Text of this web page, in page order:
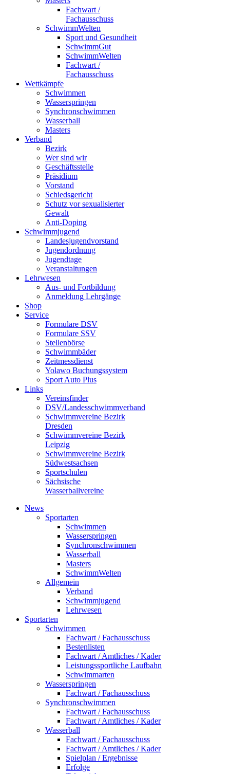
Fachwart /
Fachausschuss
SchwimmWelten
Sport und Gesundheit
SchwimmGut
SchwimmWelten
Fachwart /
Fachausschuss
Wettkämpfe
Schwimmen
Wasserspringen
Synchronschwimmen
Wasserball
Masters
Verband
Bezirk
Wer sind wir
Geschäftsstelle
Präsidium
Vorstand
Schiedsgericht
Schutz vor sexualisierter
Gewalt
Anti-Doping
Schwimmjugend
Landesjugendvorstand
Jugendordnung
Jugendtage
Veranstaltungen
Lehrwesen
Aus- und Fortbildung
Anmeldung Lehrgänge
Shop
Service
Formulare DSV
Formulare SSV
Stellenbörse
Schwimmbäder
Zeitmessdienst
Yolawo Buchungssystem
Sport Auto Plus
Links
Vereinsfinder
DSV/Landesschwimmverband
Schwimmvereine Bezirk
Dresden
Schwimmvereine Bezirk
Leipzig
Schwimmvereine Bezirk
Südwestsachsen
Sportschulen
Sächsische
Wasserballvereine
News
Sportarten
Schwimmen
Wasserspringen
Synchronschwimmen
Wasserball
Masters
SchwimmWelten
Allgemein
Verband
Schwimmjugend
Lehrwesen
Sportarten
Schwimmen
Fachwart / Fachausschuss
Bestenlisten
Fachwart / Amtliches / Kader
Leistungssportliche Laufbahn
Schwimmarten
Wasserspringen
Fachwart / Fachausschuss
Synchronschwimmen
Fachwart / Fachausschuss
Fachwart / Amtliches / Kader
Wasserball
Fachwart / Fachausschuss
Fachwart / Amtliches / Kader
Spielplan / Ergebnisse
Erfolge